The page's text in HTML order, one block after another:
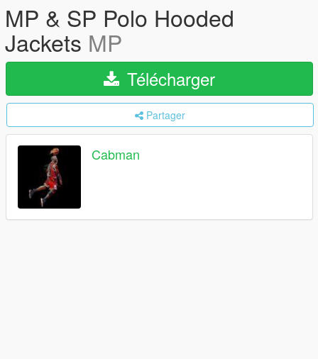
MP & SP Polo Hooded
Jackets MP
Télécharger
Partager
Cabman